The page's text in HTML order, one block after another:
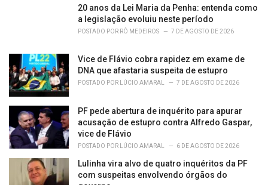
20 anos da Lei Maria da Penha: entenda como
a legislação evoluiu neste período
POSTADO POR RÔ MEDEIROS 7 DE AGOSTO DE 2026
Vice de Flávio cobra rapidez em exame de
DNA que afastaria suspeita de estupro
POSTADO POR LÚCIO AMARAL 7 DE AGOSTO DE 2026
PF pede abertura de inquérito para apurar
acusação de estupro contra Alfredo Gaspar,
vice de Flávio
POSTADO POR LÚCIO AMARAL 6 DE AGOSTO DE 2026
Lulinha vira alvo de quatro inquéritos da PF
com suspeitas envolvendo órgãos do